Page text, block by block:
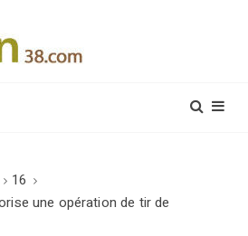
16
une opération de tir de